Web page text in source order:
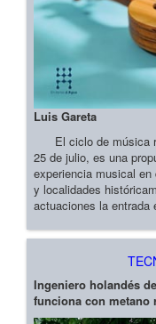
Luis Gareta
El ciclo de música
25 de julio, es una
experiencia musical
y localidades
actuaciones la entrada
Ingeniero holandés
funciona con metano